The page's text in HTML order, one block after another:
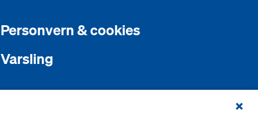
Personvern & cookies
Varsling